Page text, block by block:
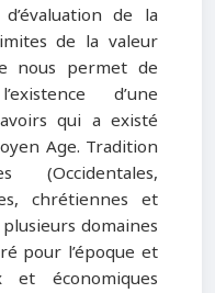
de la
de la valeur
nous permet de
d’une
qui a existé
Age. Tradition
(Occidentales,
chrétiennes et
domaines
pour l’époque et
et économiques